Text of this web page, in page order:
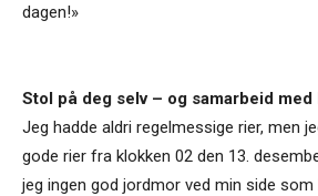
dagen!»
Stol på deg selv – og samarbeid med
Jeg hadde aldri regelmessige rier, men
gode rier fra klokken 02 den 13.
jeg ingen god jordmor ved min side